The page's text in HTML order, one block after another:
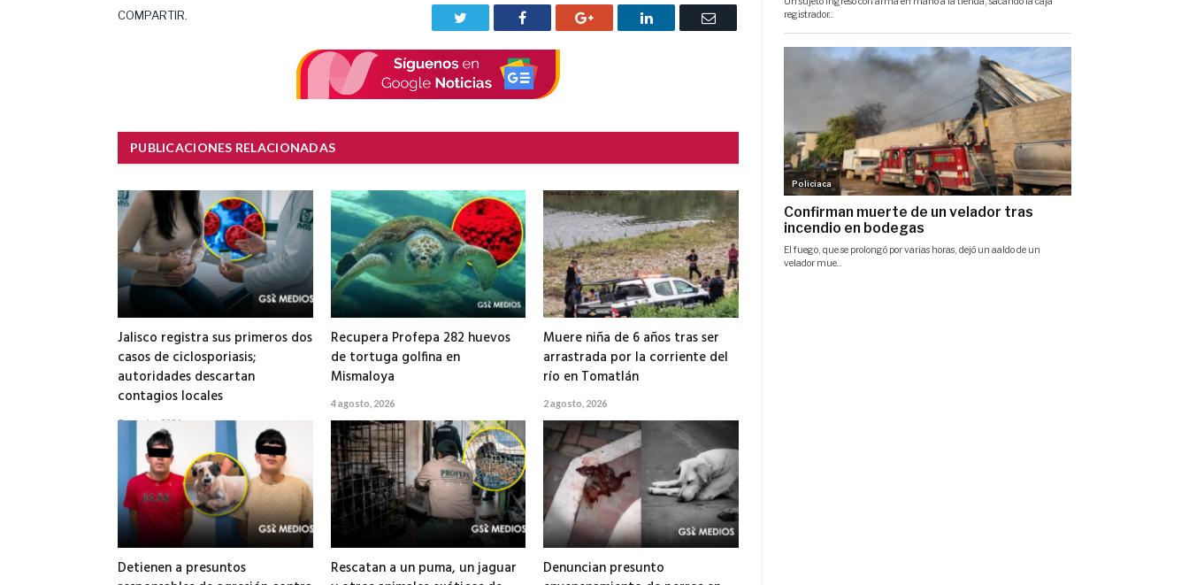
COMPARTIR. Facebook Google+ LinkedIn
Correo
PUBLICACIONES RELACIONADAS
Jalisco registra sus primeros dos
casos de ciclosporiasis;
autoridades descartan
contagios locales
5 agosto, 2026
Recupera Profepa 282 huevos
de tortuga golfina en
Mismaloya
4 agosto, 2026
Muere niña de 6 años tras ser
arrastrada por la corriente del
río en Tomatlán
2 agosto, 2026
Detienen a presuntos
Rescatan a un puma, un jaguar
Denuncian presunto